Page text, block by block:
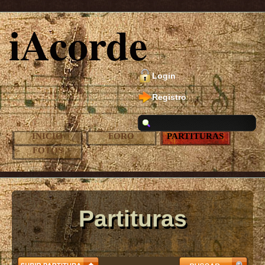
iAcorde
Login
Registro
INICIO FORO
PARTITURAS
FOTOS
Partituras